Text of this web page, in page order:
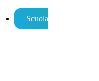
Scuola